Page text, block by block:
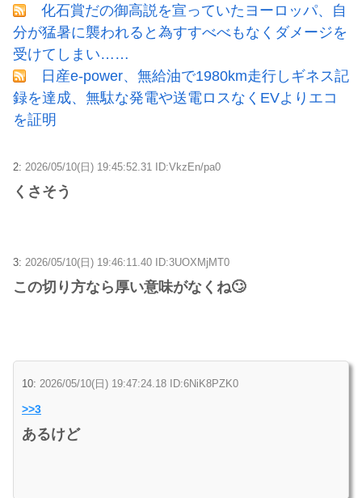
化石賞だの御高説を宣っていたヨーロッパ、自
分が猛暑に襲われると為すすべべもなくダメージを
受けてしまい……
日産e-power、無給油で1980km走行しギネス記
録を達成、無駄な発電や送電ロスなくEVよりエコ
を証明
2: 2026/05/10(日) 19:45:52.31 ID:VkzEn/pa0
くさそう
3: 2026/05/10(日) 19:46:11.40 ID:3UOXMjMT0
この切り方なら厚い意味がなくね🙄
10: 2026/05/10(日) 19:47:24.18 ID:6NiK8PZK0
>>3
あるけど